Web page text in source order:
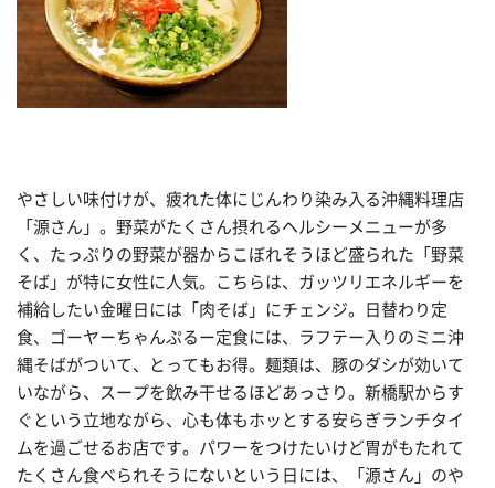
やさしい味付けが、疲れた体にじんわり染み入る沖縄料理店
「源さん」。野菜がたくさん摂れるヘルシーメニューが多
く、たっぷりの野菜が器からこぼれそうほど盛られた「野菜
そば」が特に女性に人気。こちらは、ガッツリエネルギーを
補給したい金曜日には「肉そば」にチェンジ。日替わり定
食、ゴーヤーちゃんぷるー定食には、ラフテー入りのミニ沖
縄そばがついて、とってもお得。麺類は、豚のダシが効いて
いながら、スープを飲み干せるほどあっさり。新橋駅からす
ぐという立地ながら、心も体もホッとする安らぎランチタイ
ムを過ごせるお店です。パワーをつけたいけど胃がもたれて
たくさん食べられそうにないという日には、「源さん」のや